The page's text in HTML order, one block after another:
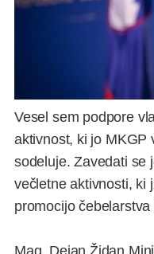
Vesel sem podpore
aktivnost, ki jo MKGP
sodeluje. Zavedati se
večletne aktivnosti, ki
promocijo
Mag. Dejan Židan